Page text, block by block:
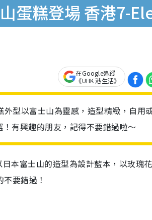
蛋糕登場 香港7-
在Google追蹤
《UHK 港生活》
型以富士山為靈感，造型精緻，自用
有興趣的朋友，記得不要錯過啦～
本富士山的造型為設計藍本，以玫瑰
要錯過！